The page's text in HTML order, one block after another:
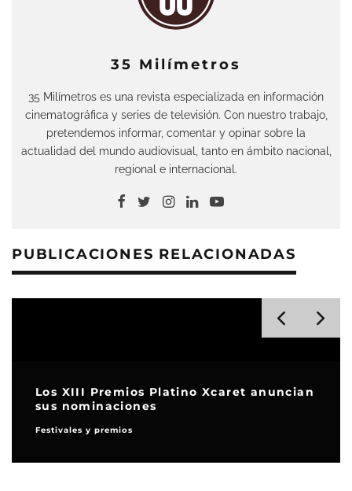
35 Milímetros
35 Milímetros es una revista especializada en información
cinematográfica y series de televisión. Con nuestro trabajo,
pretendemos informar, comentar y opinar sobre la
actualidad del mundo audiovisual, tanto en ámbito nacional,
regional e internacional.
PUBLICACIONES RELACIONADAS
Los XIII Premios Platino Xcaret anuncian
sus nominaciones
Festivales y premios